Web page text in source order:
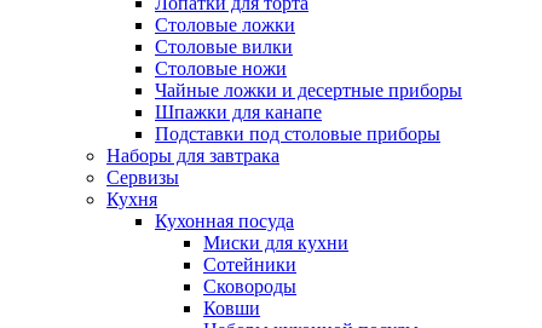
Столовые ложки
Столовые вилки
Столовые ножи
Чайные ложки и десертные приборы
Шпажки для канапе
Подставки под столовые приборы
Наборы для завтрака
Сервизы
Кухня
Кухонная посуда
Миски для кухни
Сотейники
Сковороды
Ковши